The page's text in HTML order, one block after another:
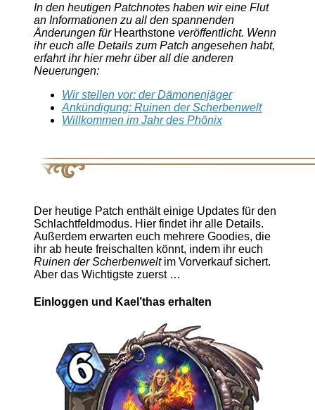
In den heutigen Patchnotes haben wir eine Flut
an Informationen zu all den spannenden
Änderungen für Hearthstone veröffentlicht. Wenn
ihr euch alle Details zum Patch angesehen habt,
erfahrt ihr hier mehr über all die anderen
Neuerungen:
Wir stellen vor: der Dämonenjäger
Ankündigung: Ruinen der Scherbenwelt
Willkommen im Jahr des Phönix
Der heutige Patch enthält einige Updates für den
Schlachtfeldmodus. Hier findet ihr alle Details.
Außerdem erwarten euch mehrere Goodies, die
ihr ab heute freischalten könnt, indem ihr euch
Ruinen der Scherbenweltim Vorverkauf sichert.
Aber das Wichtigste zuerst …
Einloggen und Kael’thas erhalten